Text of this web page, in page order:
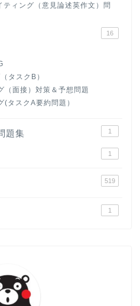
ティング（意見論述英作文）問
16
タスクB）
（面接）対策＆予想問題
タスクA要約問題）
題集 1
1
519
1
入試英語対策講座